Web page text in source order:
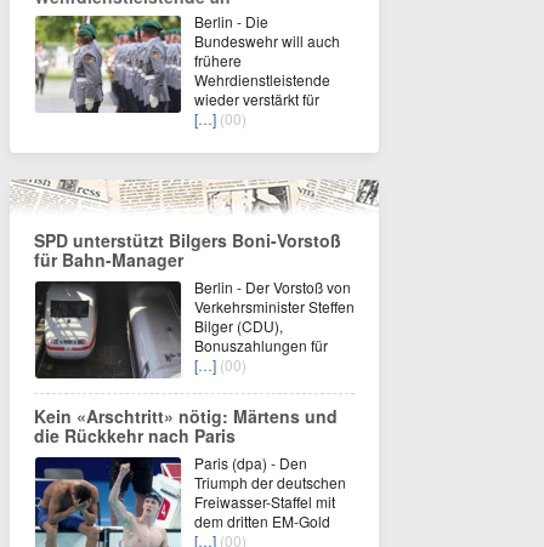
Berlin - Die
Bundeswehr will auch
frühere
Wehrdienstleistende
wieder verstärkt für
[…] (00)
SPD unterstützt Bilgers Boni-Vorstoß
für Bahn-Manager
Berlin - Der Vorstoß von
Verkehrsminister Steffen
Bilger (CDU),
Bonuszahlungen für
[…] (00)
Kein «Arschtritt» nötig: Märtens und
die Rückkehr nach Paris
Paris (dpa) - Den
Triumph der deutschen
Freiwasser-Staffel mit
dem dritten EM-Gold
[…] (00)